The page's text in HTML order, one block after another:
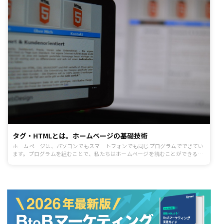
タグ・HTMLとは。ホームページの基礎技術
ホームページは、パソコンでもスマートフォンでも同じプログラムでできてい
ます。プログラムを組むことで、私たちはホームページを読むことができるの